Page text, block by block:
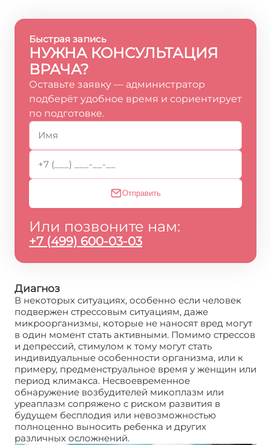
Быстрая запись
НУЖНА КОНСУЛЬТАЦИЯ
ВРАЧА?
Оставьте заявку — администратор
подберёт удобное время и сориентирует
по подготовке.
Отправить
Или позвоните нам:
+7 (499) 600-03-03
Диагноз
В некоторых ситуациях, особенно если человек
подвержен стрессовым ситуациям, даже
микроорганизмы, которые не наносят вред могут
в один момент стать активными. Помимо стрессов
и депрессий, стимулом к тому могут стать
индивидуальные особенности организма, или к
примеру, предменструальное время у женщин или
период климакса. Несвоевременное
обнаружение возбудителей микоплазм или
уреаплазм сопряжено с риском развития в
будущем бесплодия или невозможностью
полноценно выносить ребенка и других
различных осложнений.